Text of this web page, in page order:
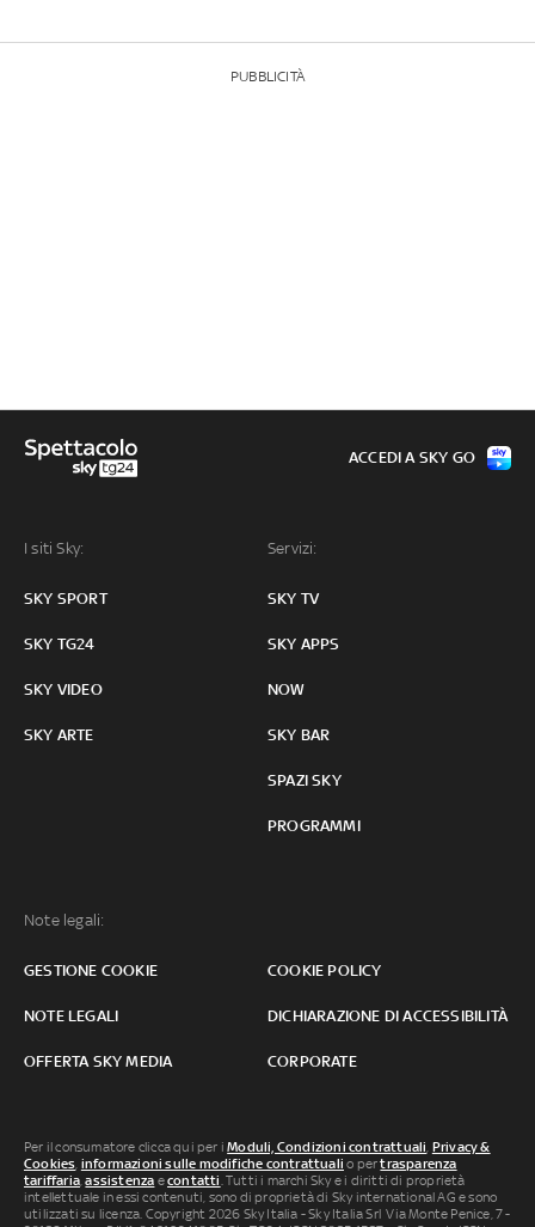
PUBBLICITÀ
I siti Sky:
SKY SPORT
SKY TG24
SKY VIDEO
SKY ARTE
Servizi:
SKY TV
SKY APPS
NOW
SKY BAR
SPAZI SKY
PROGRAMMI
Note legali:
GESTIONE COOKIE COOKIE POLICY
NOTE LEGALI DICHIARAZIONE DI ACCESSIBILITÀ
OFFERTA SKY MEDIA CORPORATE
ACCEDI A SKY GO
Per il consumatore clicca qui per iModuli, Condizioni contrattuali, Privacy &
Cookies, informazioni sulle modifiche contrattuali o pertrasparenza
tariffaria,assistenza econtatti. Tutti i marchi Sky e i diritti di proprietà
intellettuale in essi contenuti, sono di proprietà di Sky international AG e sono
utilizzati su licenza. Copyright 2026 Sky Italia - Sky Italia Srl Via Monte Penice, 7 -